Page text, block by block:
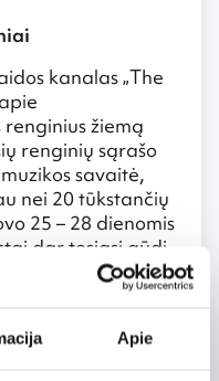
Apie
kanalas „The
renginius žiemą
renginių sąrašo
savaitė,
nei 20 tūkstančių
25 – 28 dienomis
dar tęsiasi gūdi
muzikos
apsilankyti
garsais.